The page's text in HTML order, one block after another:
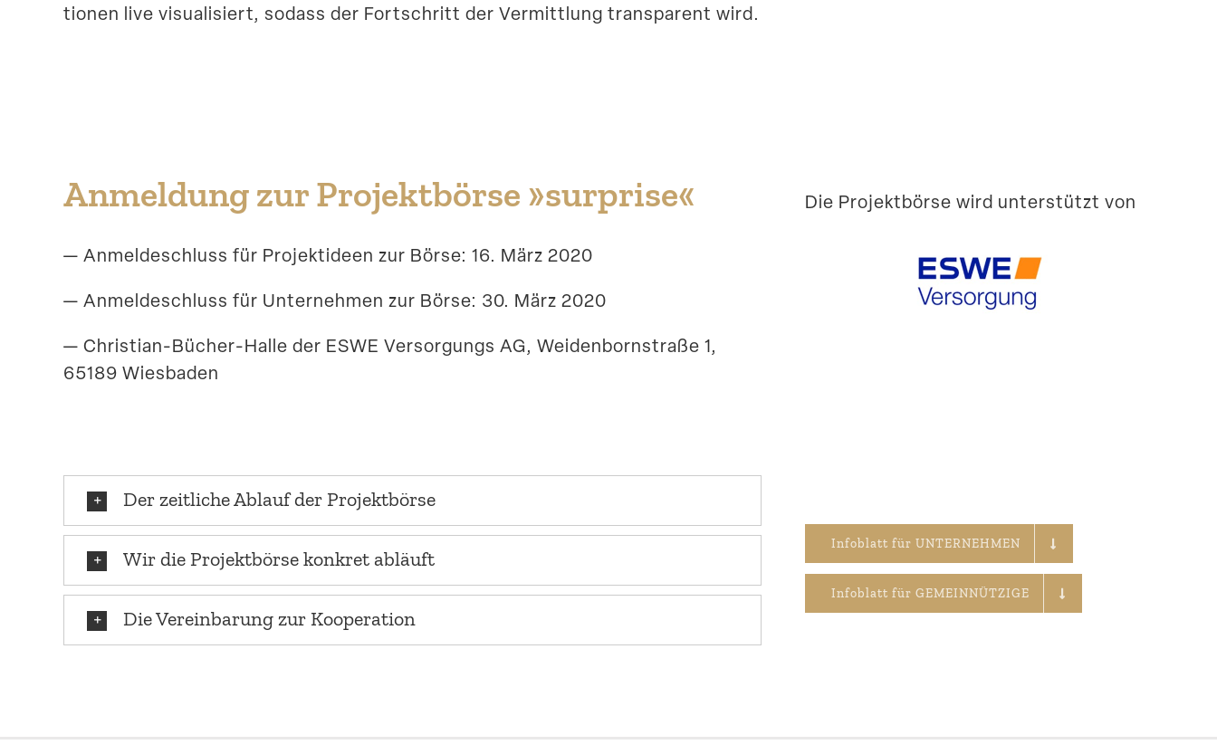
tionen live visua­li­siert, sodass der Fortschritt der Vermittlung trans­parent wird.
Anmeldung zur Projekt­börse »surprise«
— Anmel­de­schluss für Projekt­ideen zur Börse: 16. März 2020
— Anmel­de­schluss für Unter­nehmen zur Börse: 30. März 2020
— Christian-Bücher-Halle der ESWE Versor­gungs AG, Weiden­born­straße 1,
65189 Wiesbaden
Die Projekt­börse wird unter­stützt von
Der zeitliche Ablauf der Projektbörse
Wir die Projekt­börse konkret abläuft
Die Verein­barung zur Kooperation
Infoblatt für UNTERNEHMEN
Infoblatt für GEMEINNÜTZIGE